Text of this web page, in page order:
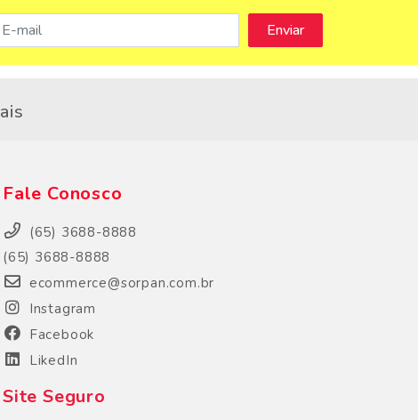
Fale Conosco
(65) 3688-8888
(65) 3688-8888
ecommerce@sorpan.com.br
Instagram
Facebook
LikedIn
Site Seguro